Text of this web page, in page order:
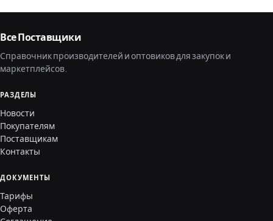
Все Поставщики
Справочник производителей и оптовиков для закупок и
маркетплейсов.
РАЗДЕЛЫ
Новости
Покупателям
Поставщикам
Контакты
ДОКУМЕНТЫ
Тарифы
Оферта